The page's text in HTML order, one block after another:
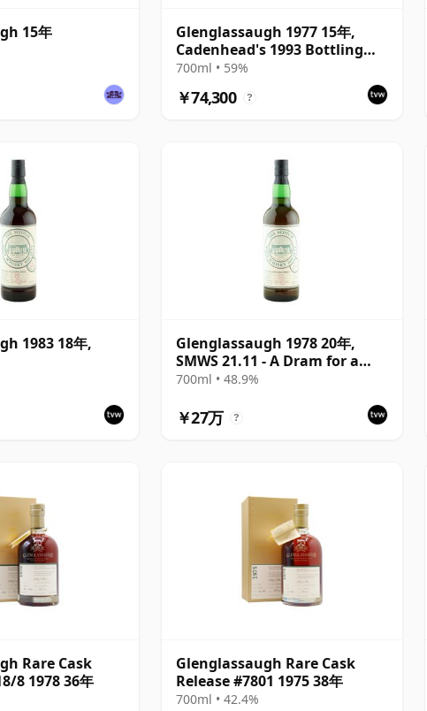
15年
Glenglassaugh 1977 15年,
Cadenhead's 1993 Bottling
with Box
700ml • 59%
￥74,300 ?
1983 18年,
Glenglassaugh 1978 20年,
SMWS 21.11 - A Dram for a
Wild Day
700ml • 48.9%
￥27万 ?
Rare Cask
8 1978 36年
Glenglassaugh Rare Cask
Release #7801 1975 38年
700ml • 42.4%